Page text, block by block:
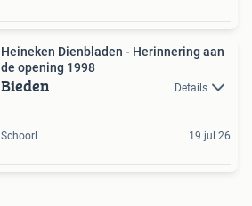
Heineken Dienbladen - Herinnering aan
de opening 1998
Bieden Details
Schoorl 19 jul 26